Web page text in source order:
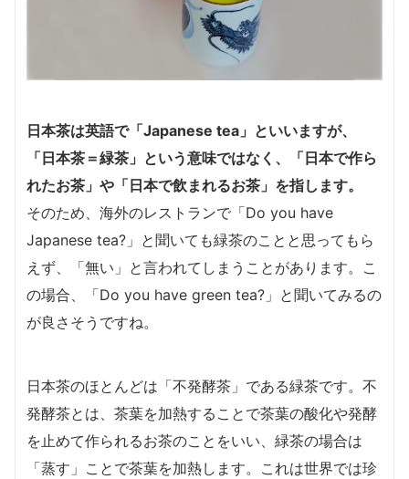
日本茶は英語で「Japanese tea」 といいますが、
「日本茶＝緑茶」という意味ではなく、「日本で作ら
れたお茶」や「日本で飲まれるお茶」を指します。
そのため、海外のレストランで「Do you have
Japanese tea?」と聞いても緑茶のことと思ってもら
えず、「無い」と言われてしまうことがあります。こ
の場合、「Do you have green tea?」と聞いてみるの
が良さそうですね。
日本茶のほとんどは「不発酵茶」である緑茶です。不
発酵茶とは、茶葉を加熱することで茶葉の酸化や発酵
を止めて作られるお茶のことをいい、緑茶の場合は
「蒸す」ことで茶葉を加熱します。これは世界では珍